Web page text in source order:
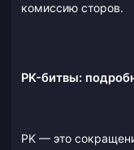
комиссию сторов.
PK-битвы:
PK — это